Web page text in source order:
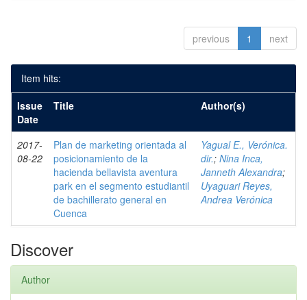
previous 1 next
Item hits:
Issue
Date
Title Author(s)
2017-
08-22
Plan de marketing orientada al
posicionamiento de la
hacienda bellavista aventura
park en el segmento estudiantil
de bachillerato general en
Cuenca
Yagual E., Verónica.
dir.; Nina Inca,
Janneth Alexandra;
Uyaguari Reyes,
Andrea Verónica
Discover
Author